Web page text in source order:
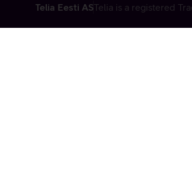
Telia Eesti ASTelia is a registered